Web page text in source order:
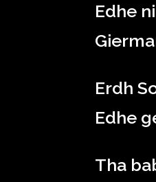
Edhe
Erdh
Edhe
Tha